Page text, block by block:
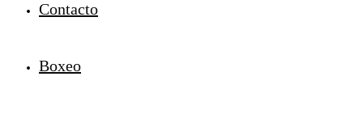
Contacto
Boxeo